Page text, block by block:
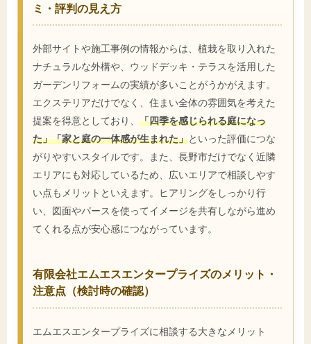
ミ・評判の見え方
外部サイトや施工事例の情報からは、植栽を取り入れた
ナチュラルな外構や、ウッドデッキ・テラスを活用した
ガーデンリフォームの実績が多いことがうかがえます。
エクステリアだけでなく、住まい全体の雰囲気を考えた
提案を得意としており、 「四季を感じられる庭になっ
た」「家と庭の一体感が生まれた」といった評価につな
がりやすいスタイルです。また、長野市だけでなく近隣
エリアにも対応しているため、広いエリアで相談しやす
い点もメリットといえます。ヒアリングをしっかり行
い、図面やパースを使ってイメージを共有しながら進め
てくれる点が安心感につながっています。
有限会社エムエスエンタープライズのメリット・
注意点（検討時の確認）
エムエスエンタープライズに相談する大きなメリット